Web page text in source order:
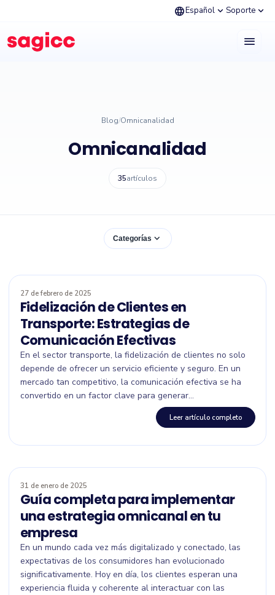
languageEspañol expand_more Soporte expand_more
menu
Blog/Omnicanalidad
Omnicanalidad
35artículos
Categorías expand_more
27 de febrero de 2025
Fidelización de Clientes en
Transporte: Estrategias de
Comunicación Efectivas
En el sector transporte, la fidelización de clientes no solo
depende de ofrecer un servicio eficiente y seguro. En un
mercado tan competitivo, la comunicación efectiva se ha
convertido en un factor clave para generar...
Leer artículo completo
31 de enero de 2025
Guía completa para implementar
una estrategia omnicanal en tu
empresa
En un mundo cada vez más digitalizado y conectado, las
expectativas de los consumidores han evolucionado
significativamente. Hoy en día, los clientes esperan una
experiencia fluida y coherente al interactuar con las